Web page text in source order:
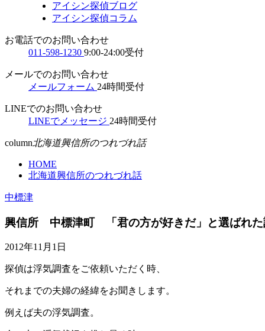
アイシン探偵ブログ
アイシン探偵コラム
お電話でのお問い合わせ
011-598-1230 9:00-24:00受付
メールでのお問い合わせ
メールフォーム 24時間受付
LINEでのお問い合わせ
LINEでメッセージ 24時間受付
column北海道興信所のつれづれ話
HOME
北海道興信所のつれづれ話
中標津
興信所 中標津町 「君の方が好きだ」と選ばれた
2012年11月1日
探偵は浮気調査をご依頼いただく時、
それまでの夫婦の経緯をお聞きします。
例えば夫の浮気調査。